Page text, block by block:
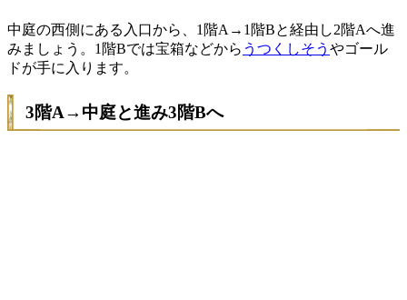
中庭の西側にある入口から、1階A→1階Bと経由し2階Aへ進
みましょう。1階Bでは宝箱などから うつくしそう やゴール
ドが手に入ります。
3階A→中庭と進み3階Bへ